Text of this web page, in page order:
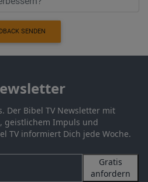
SENDEN
Der Bibel TV Newsletter mit
geistlichem Impuls und
TV informiert Dich jede Woche.
Gratis
anfordern